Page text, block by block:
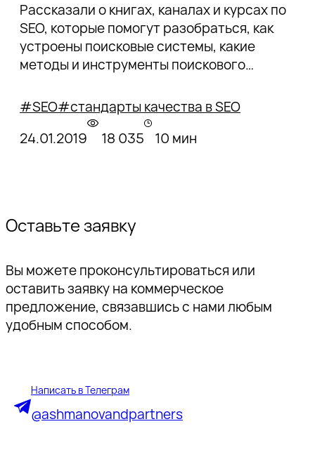
Рассказали о книгах, каналах и курсах по
SEO, которые помогут разобраться, как
устроены поисковые системы, какие
методы и инструменты поискового
оптимизатору для успешной работы.
#SEO#стандарты качества в SEO
24.01.2019
18 035 10 мин
Оставьте заявку
Вы можете проконсультироваться или
оставить заявку на коммерческое
предложение, связавшись с нами любым
удобным способом.
Написать в Телеграм
@ashmanovandpartners